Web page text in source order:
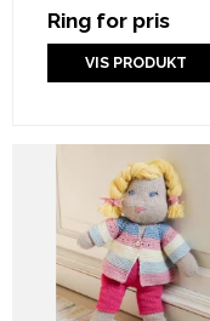
Ring for pris
VIS PRODUKT